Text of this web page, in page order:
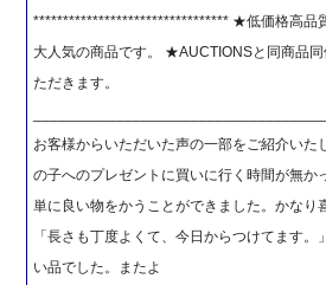
********************************* ★低価格高品
大人気の商品です。 ★AUCTIONSと同商品
ただきます。
お客様からいただいた声の一部をご紹介いた
の子へのプレゼントに買いに行く時間
単に良い物をかうことができました。かなり
「長さも丁度よくて、今日からつけてます
い品でした。またよ